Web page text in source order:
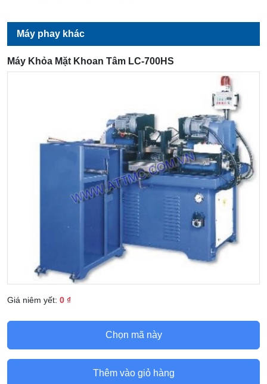
Máy phay khác
Máy Khỏa Mặt Khoan Tâm LC-700HS
Giá niêm yết: 0 ₫
Chọn mã này
Thêm vào giỏ hàng